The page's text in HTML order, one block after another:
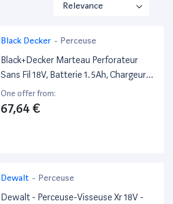
Black Decker - Perceuse
Black+Decker Marteau Perforateur
Sans Fil 18V, Batterie 1.5Ah, Chargeur
400Ma, Mallette, Bdchd18K-Qw
One offer from:
67,64 €
Dewalt - Perceuse
Dewalt - Perceuse-Visseuse Xr 18V -